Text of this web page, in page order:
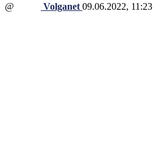
@ Volganet 09.06.2022, 11:23